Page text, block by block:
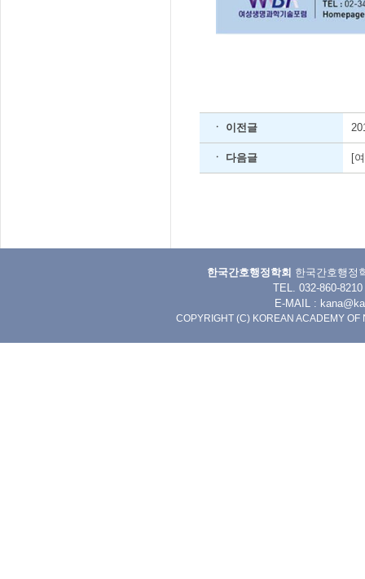
ㆍ 이전글
ㆍ 다음글 [
한국간호행정학회 한국간호행정
TEL. 032-860-
E-MAIL :
COPYRIGHT (C) KOREAN ACADEMY